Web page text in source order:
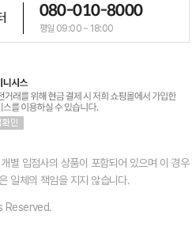
080-010-8000
평일 09:00 ~ 18:00
별 입점사의 상품이 포함되어 있으며 이 경
일체의 책임을 지지 않습니다.
Reserved.